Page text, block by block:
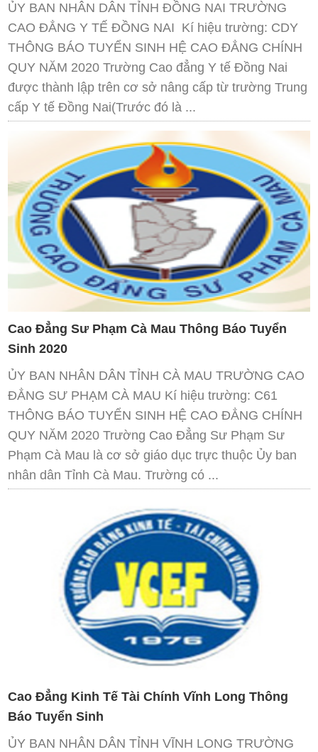
ỦY BAN NHÂN DÂN TỈNH ĐỒNG NAI TRƯỜNG
CAO ĐẲNG Y TẾ ĐỒNG NAI Kí hiệu trường: CDY
THÔNG BÁO TUYỂN SINH HỆ CAO ĐẲNG CHÍNH
QUY NĂM 2020 Trường Cao đẳng Y tế Đồng Nai
được thành lập trên cơ sở nâng cấp từ trường Trung
cấp Y tế Đồng Nai(Trước đó là ...
Cao Đẳng Sư Phạm Cà Mau Thông Báo Tuyển
Sinh 2020
ỦY BAN NHÂN DÂN TỈNH CÀ MAU TRƯỜNG CAO
ĐẲNG SƯ PHẠM CÀ MAU Kí hiệu trường: C61
THÔNG BÁO TUYỂN SINH HỆ CAO ĐẲNG CHÍNH
QUY NĂM 2020 Trường Cao Đẳng Sư Phạm Sư
Phạm Cà Mau là cơ sở giáo dục trực thuộc Ủy ban
nhân dân Tỉnh Cà Mau. Trường có ...
Cao Đẳng Kinh Tế Tài Chính Vĩnh Long Thông
Báo Tuyển Sinh
ỦY BAN NHÂN DÂN TỈNH VĨNH LONG TRƯỜNG